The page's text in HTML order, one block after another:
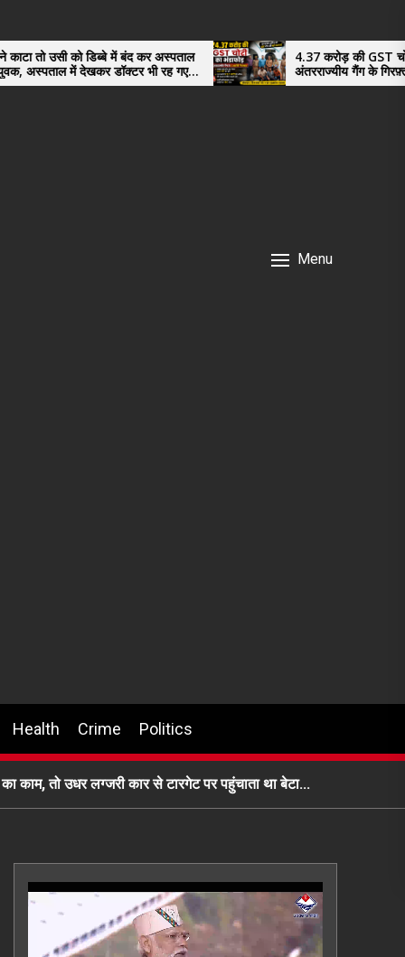
में बंद कर अस्पताल
डॉक्टर भी रह गए
4.37 करोड़ की GST चोरी का भंडाफोड़,
अंतरराज्यीय गैंग के गिरफ़्तार तीनो आरोपी
नगर के, साइबर ठगी छोड़ अपनाया नया तरी
Menu
Health Crime Politics
काम, तो उधर लग्जरी कार से टारगेट पर पहुंचाता था बेटा…